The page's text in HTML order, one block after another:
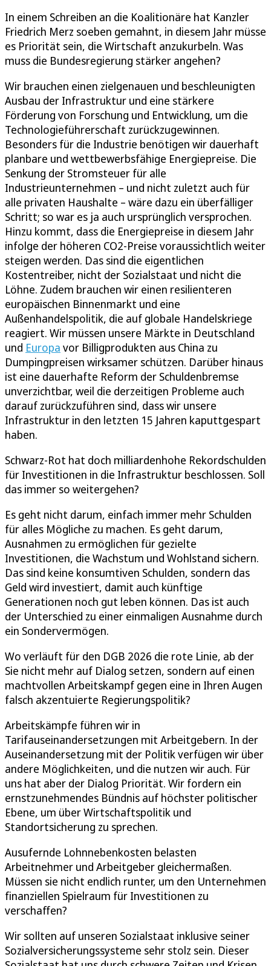
In einem Schreiben an die Koalitionäre hat Kanzler
Friedrich Merz soeben gemahnt, in diesem Jahr müsse
es Priorität sein, die Wirtschaft anzukurbeln. Was
muss die Bundesregierung stärker angehen?
Wir brauchen einen zielgenauen und beschleunigten
Ausbau der Infrastruktur und eine stärkere
Förderung von Forschung und Entwicklung, um die
Technologieführerschaft zurückzugewinnen.
Besonders für die Industrie benötigen wir dauerhaft
planbare und wettbewerbsfähige Energiepreise. Die
Senkung der Stromsteuer für alle
Industrieunternehmen – und nicht zuletzt auch für
alle privaten Haushalte – wäre dazu ein überfälliger
Schritt; so war es ja auch ursprünglich versprochen.
Hinzu kommt, dass die Energiepreise in diesem Jahr
infolge der höheren CO2-Preise voraussichtlich weiter
steigen werden. Das sind die eigentlichen
Kostentreiber, nicht der Sozialstaat und nicht die
Löhne. Zudem brauchen wir einen resilienteren
europäischen Binnenmarkt und eine
Außenhandelspolitik, die auf globale Handelskriege
reagiert. Wir müssen unsere Märkte in Deutschland
und Europa vor Billigprodukten aus China zu
Dumpingpreisen wirksamer schützen. Darüber hinaus
ist eine dauerhafte Reform der Schuldenbremse
unverzichtbar, weil die derzeitigen Probleme auch
darauf zurückzuführen sind, dass wir unsere
Infrastruktur in den letzten 15 Jahren kaputtgespart
haben.
Schwarz-Rot hat doch milliardenhohe Rekordschulden
für Investitionen in die Infrastruktur beschlossen. Soll
das immer so weitergehen?
Es geht nicht darum, einfach immer mehr Schulden
für alles Mögliche zu machen. Es geht darum,
Ausnahmen zu ermöglichen für gezielte
Investitionen, die Wachstum und Wohlstand sichern.
Das sind keine konsumtiven Schulden, sondern das
Geld wird investiert, damit auch künftige
Generationen noch gut leben können. Das ist auch
der Unterschied zu einer einmaligen Ausnahme durch
ein Sondervermögen.
Wo verläuft für den DGB 2026 die rote Linie, ab der
Sie nicht mehr auf Dialog setzen, sondern auf einen
machtvollen Arbeitskampf gegen eine in Ihren Augen
falsch akzentuierte Regierungspolitik?
Arbeitskämpfe führen wir in
Tarifauseinandersetzungen mit Arbeitgebern. In der
Auseinandersetzung mit der Politik verfügen wir über
andere Möglichkeiten, und die nutzen wir auch. Für
uns hat aber der Dialog Priorität. Wir fordern ein
ernstzunehmendes Bündnis auf höchster politischer
Ebene, um über Wirtschaftspolitik und
Standortsicherung zu sprechen.
Ausufernde Lohnnebenkosten belasten
Arbeitnehmer und Arbeitgeber gleichermaßen.
Müssen sie nicht endlich runter, um den Unternehmen
finanziellen Spielraum für Investitionen zu
verschaffen?
Wir sollten auf unseren Sozialstaat inklusive seiner
Sozialversicherungssysteme sehr stolz sein. Dieser